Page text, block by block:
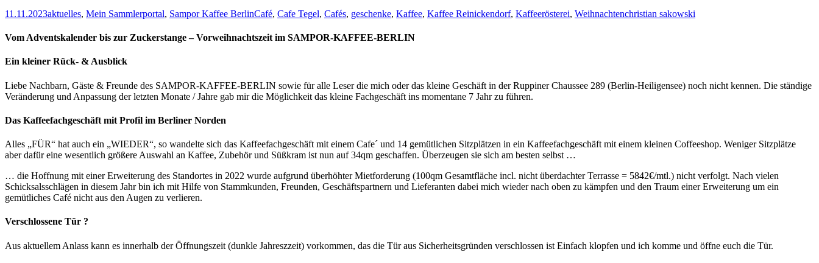
11.11.2023aktuelles, Mein Sammlerportal, Sampor Kaffee BerlinCafé, Cafe Tegel, Cafés, geschenke, Kaffee, Kaffee Reinickendorf, Kaffeerösterei, Weihnachtenchristian sakowski
Vom Adventskalender bis zur Zuckerstange – Vorweihnachtszeit im SAMPOR-KAFFEE-BERLIN
Ein kleiner Rück- & Ausblick
Liebe Nachbarn, Gäste & Freunde des SAMPOR-KAFFEE-BERLIN sowie für alle Leser die mich oder das kleine Geschäft in der Ruppiner Chaussee 289 (Berlin-Heiligensee) noch nicht kennen. Die ständige
Veränderung und Anpassung der letzten Monate / Jahre gab mir die Möglichkeit das kleine Fachgeschäft ins momentane 7 Jahr zu führen.
Das Kaffeefachgeschäft mit Profil im Berliner Norden
Alles „FÜR“ hat auch ein „WIEDER“, so wandelte sich das Kaffeefachgeschäft mit einem Cafe´ und 14 gemütlichen Sitzplätzen in ein Kaffeefachgeschäft mit einem kleinen Coffeeshop. Weniger Sitzplätze
aber dafür eine wesentlich größere Auswahl an Kaffee, Zubehör und Süßkram ist nun auf 34qm geschaffen. Überzeugen sie sich am besten selbst …
… die Hoffnung mit einer Erweiterung des Standortes in 2022 wurde aufgrund überhöhter Mietforderung (100qm Gesamtfläche incl. nicht überdachter Terrasse = 5842€/mtl.) nicht verfolgt. Nach vielen
Schicksalsschlägen in diesem Jahr bin ich mit Hilfe von Stammkunden, Freunden, Geschäftspartnern und Lieferanten dabei mich wieder nach oben zu kämpfen und den Traum einer Erweiterung um ein
gemütliches Café nicht aus den Augen zu verlieren.
Verschlossene Tür ?
Aus aktuellem Anlass kann es innerhalb der Öffnungszeit (dunkle Jahreszzeit) vorkommen, das die Tür aus Sicherheitsgründen verschlossen ist Einfach klopfen und ich komme und öffne euch die Tür.